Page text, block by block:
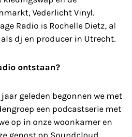
Vederlicht Vinyl.
Radio is Rochelle Dietz, al
dj en producer in Utrecht.
ontstaan?
jaar geleden begonnen we met
een podcastserie met
op in onze woonkamer en